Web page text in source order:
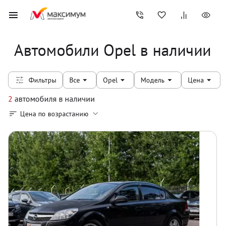
Автомобили Opel в наличии
Фильтры Все Opel Модель Цена
2 автомобиля в наличии
Цена по возрастанию